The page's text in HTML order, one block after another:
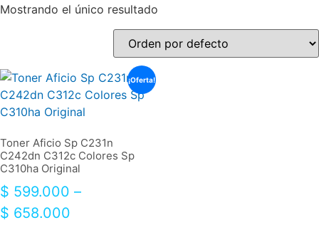
Mostrando el único resultado
¡Oferta!
Toner Aficio Sp C231n
C242dn C312c Colores Sp
C310ha Original
$ 599.000 –
$ 658.000